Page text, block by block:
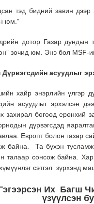
тэд бидний завин
юм.”
дотор Газар дундын
зочид юм. Энэ бол
асуудлыг
хайр энэрлийн үлгэр
асуудлыг эрхэлсэн
захирал бөгөөд
дүрвэгсдэд
Европт болон газар
байна. Та бүхэн
талаар сонсож байна.
сэтгэл зүрхэнд
Их Багш
үзүүлсэн